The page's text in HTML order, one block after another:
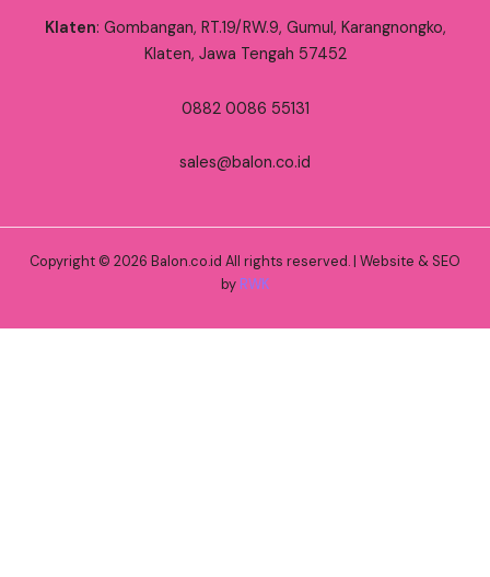
Klaten: Gombangan, RT.19/RW.9, Gumul, Karangnongko,
Klaten, Jawa Tengah 57452
0882 0086 55131
sales@balon.co.id
Copyright © 2026 Balon.co.id All rights reserved. | Website & SEO
by RWK